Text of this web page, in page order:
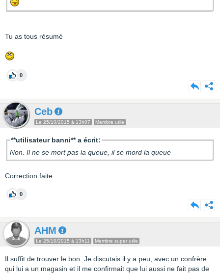
Tu as tous résumé
0
Ceb
Le 25/10/2015 à 13h07 Membre utile
**utilisateur banni** a écrit:
Non. Il ne se mort pas la queue, il se mord la queue
Correction faite.
0
AHM
Le 25/10/2015 à 13h11 Membre super utile
Il suffit de trouver le bon. Je discutais il y a peu, avec un confrère
qui lui a un magasin et il me confirmait que lui aussi ne fait pas de